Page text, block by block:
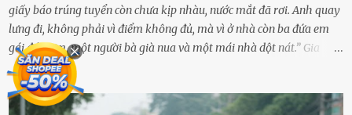
giấy báo trúng tuyển còn chưa kịp nhàu, nước mắt đã rơi. Anh quay
lưng đi, không phải vì điểm không đủ, mà vì ở nhà còn ba đứa em
gái đói cơm, một người bà già nua và một mái nhà dột nát.” Gia
đình anh Trí sống ở một xã nhỏ thuộc huyện Hương Sơn, Hà Tĩnh.
Mẹ mất sớm khi đứa út mới lên ba, cha thì bỏ đi biệt xứ từ đó không
có tin tức. Mọi gánh nặng đổ dồn lên đôi vai gầy guộc của bà nội –